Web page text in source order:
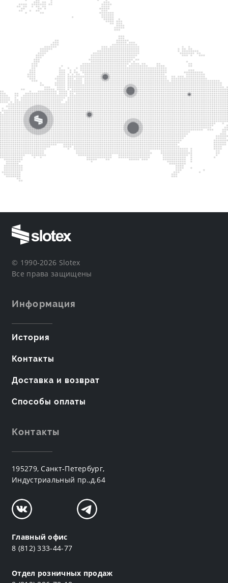
© 1990-2026 Slotex
Все права защищены
Информация
История
Контакты
Доставка и возврат
Способы оплаты
Контакты
195279, Санкт-Петербург,
Индустриальный пр.,д.64
Главный офис
8 (812) 333-44-77
Отдел розничных продаж